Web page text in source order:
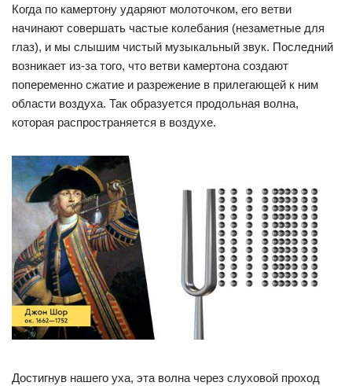
Когда по камертону ударяют молоточком, его ветви
начинают совершать частые колебания (незаметные для
глаз), и мы слышим чистый музыкальный звук. Последний
возникает из-за того, что ветви камертона создают
попеременно сжатие и разрежение в прилегающей к ним
области воздуха. Так образуется продольная волна,
которая распространяется в воздухе.
Достигнув нашего уха, эта волна через слуховой проход